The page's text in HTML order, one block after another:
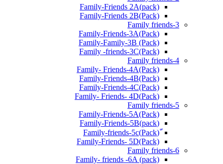
Family-Friends 2A(pack)
Family-Friends 2B(Pack)
Family friends-3
(Pack)Family-Friends-3A
Family-Family-3B (Pack)
Family -friends-3C(Pack)
Family friends-4
Family- Friends-4A(Pack)
Family-Friends-4B(Pack)
Family-Friends-4C(Pack)
(Pack)Family- Friends- 4D
Family friends-5
Family-Friends-5A(Pack)
(pack)Family-Friends-5B
ّ(Pack)Family-friends-5c
Family-Friends- 5D(Pack)
Family friends-6
Family- friends -6A (pack)